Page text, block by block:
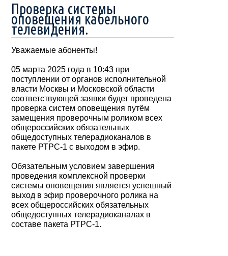
Проверка системы
оповещения кабельного
телевидения.
Уважаемые абоненты!
05 марта 2025 года в 10:43 при
поступлении от органов исполнительной
власти Москвы и Московской области
соответствующей заявки будет проведена
проверка систем оповещения путём
замещения проверочным роликом всех
общероссийских обязательных
общедоступных телерадиоканалов в
пакете РТРС-1 с выходом в эфир.
Обязательным условием завершения
проведения комплексной проверки
системы оповещения является успешный
выход в эфир проверочного ролика на
всех общероссийских обязательных
общедоступных телерадиоканалах в
составе пакета РТРС-1.